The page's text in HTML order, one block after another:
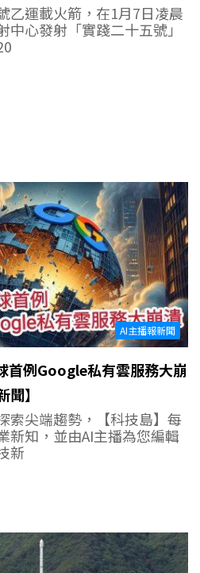
乙運載火箭，在1月7日凌晨
中心發射「實踐二十五號」
AI主播報新聞
例Google私有雲服務大崩
】
索尖端趨勢，【科技島】每
新知，並由AI主播為您編輯
新